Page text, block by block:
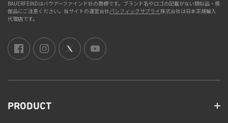
BAUERFEINDはバウアーファインド社の商標です。ブランド名やロゴの記載がない類似品・模
倣品にご注意ください。当サイトの運営会社パシフィックサプライ株式会社は日本正規輸入
代理店です。
PRODUCT